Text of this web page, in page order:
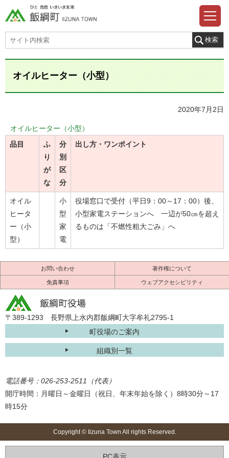
オイルヒーター（小型）
2020年7月2日
オイルヒーター（小型）
品目
ふ
り
が
な
分
別
区
分
出し方・ワンポイント
オイル
ヒータ
ー（小
型）
小
型
家
電
役場窓口で受付（平日9：00～17：00）後、
小型家電ステーションへ 一辺が50㎝を超え
るものは「不燃性粗大ごみ」へ
お問い合わせ 著作権について
免責事項 ウェブアクセシビリティ
〒389-1293 長野県上水内郡飯綱町大字牟礼2795-1
町役場のご案内
組織別一覧
電話番号：026-253-2511（代表）
開庁時間：月曜日～金曜日（祝日、年末年始を除く）8時30分～17
時15分
Copyright © Iizuna Town All rights Reserved.